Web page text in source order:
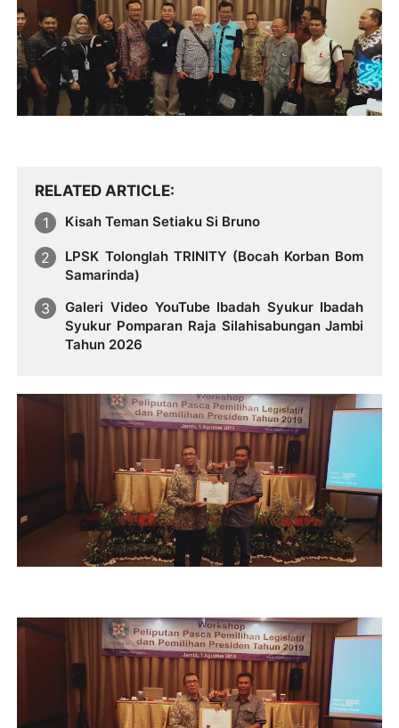
RELATED ARTICLE
Kisah Teman Setiaku Si Bruno
LPSK Tolonglah TRINITY (Bocah Korban Bom
Samarinda)
Galeri Video YouTube Ibadah Syukur Ibadah
Syukur Pomparan Raja Silahisabungan Jambi
Tahun 2026